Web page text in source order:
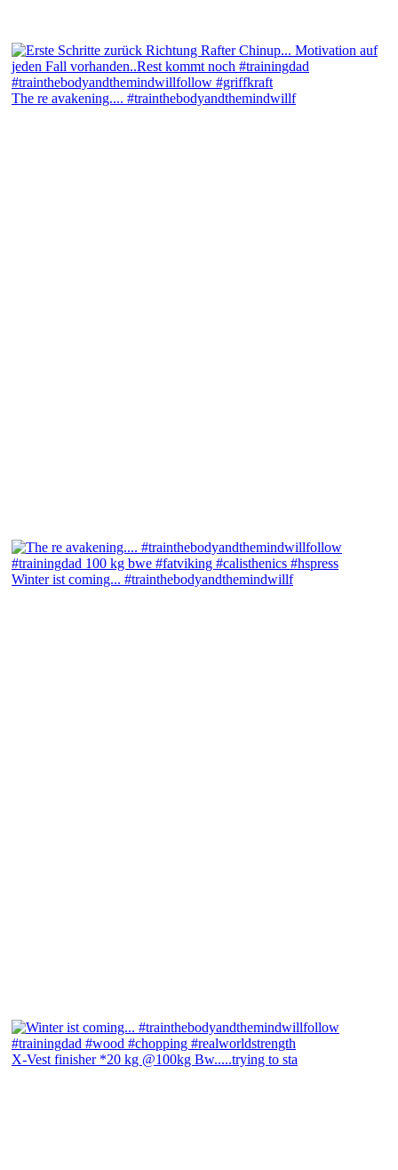
The re avakening.... #trainthebodyandthemindwillf
Winter ist coming... #trainthebodyandthemindwillf
X-Vest finisher *20 kg @100kg Bw.....trying to sta